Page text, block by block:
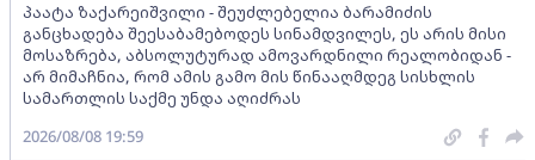
პაატა ზაქარეიშვილი - შეუძლებელია ბარამიძის
განცხადება შეესაბამებოდეს სინამდვილეს, ეს არის მისი
მოსაზრება, აბსოლუტურად ამოვარდნილი რეალობიდან -
არ მიმაჩნია, რომ ამის გამო მის წინააღმდეგ სისხლის
სამართლის საქმე უნდა აღიძრას
2026/08/08 19:59